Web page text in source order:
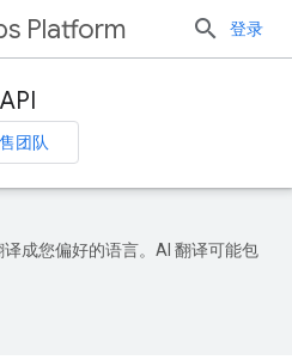
Platform 登录
团队
成您偏好的语言。AI 翻译可能包